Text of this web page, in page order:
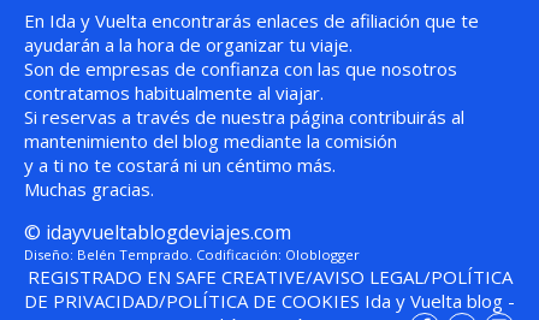
En Ida y Vuelta encontrarás enlaces de afiliación que te
ayudarán a la hora de organizar tu viaje.
Son de empresas de confianza con las que nosotros
contratamos habitualmente al viajar.
Si reservas a través de nuestra página contribuirás al
mantenimiento del blog mediante la comisión
y a ti no te costará ni un céntimo más.
Muchas gracias.
© idayvueltablogdeviajes.com
Diseño: Belén Temprado. Codificación: Oloblogger
REGISTRADO EN SAFE CREATIVE/AVISO LEGAL/POLÍTICA
DE PRIVACIDAD/POLÍTICA DE COOKIES Ida y Vuelta blog -